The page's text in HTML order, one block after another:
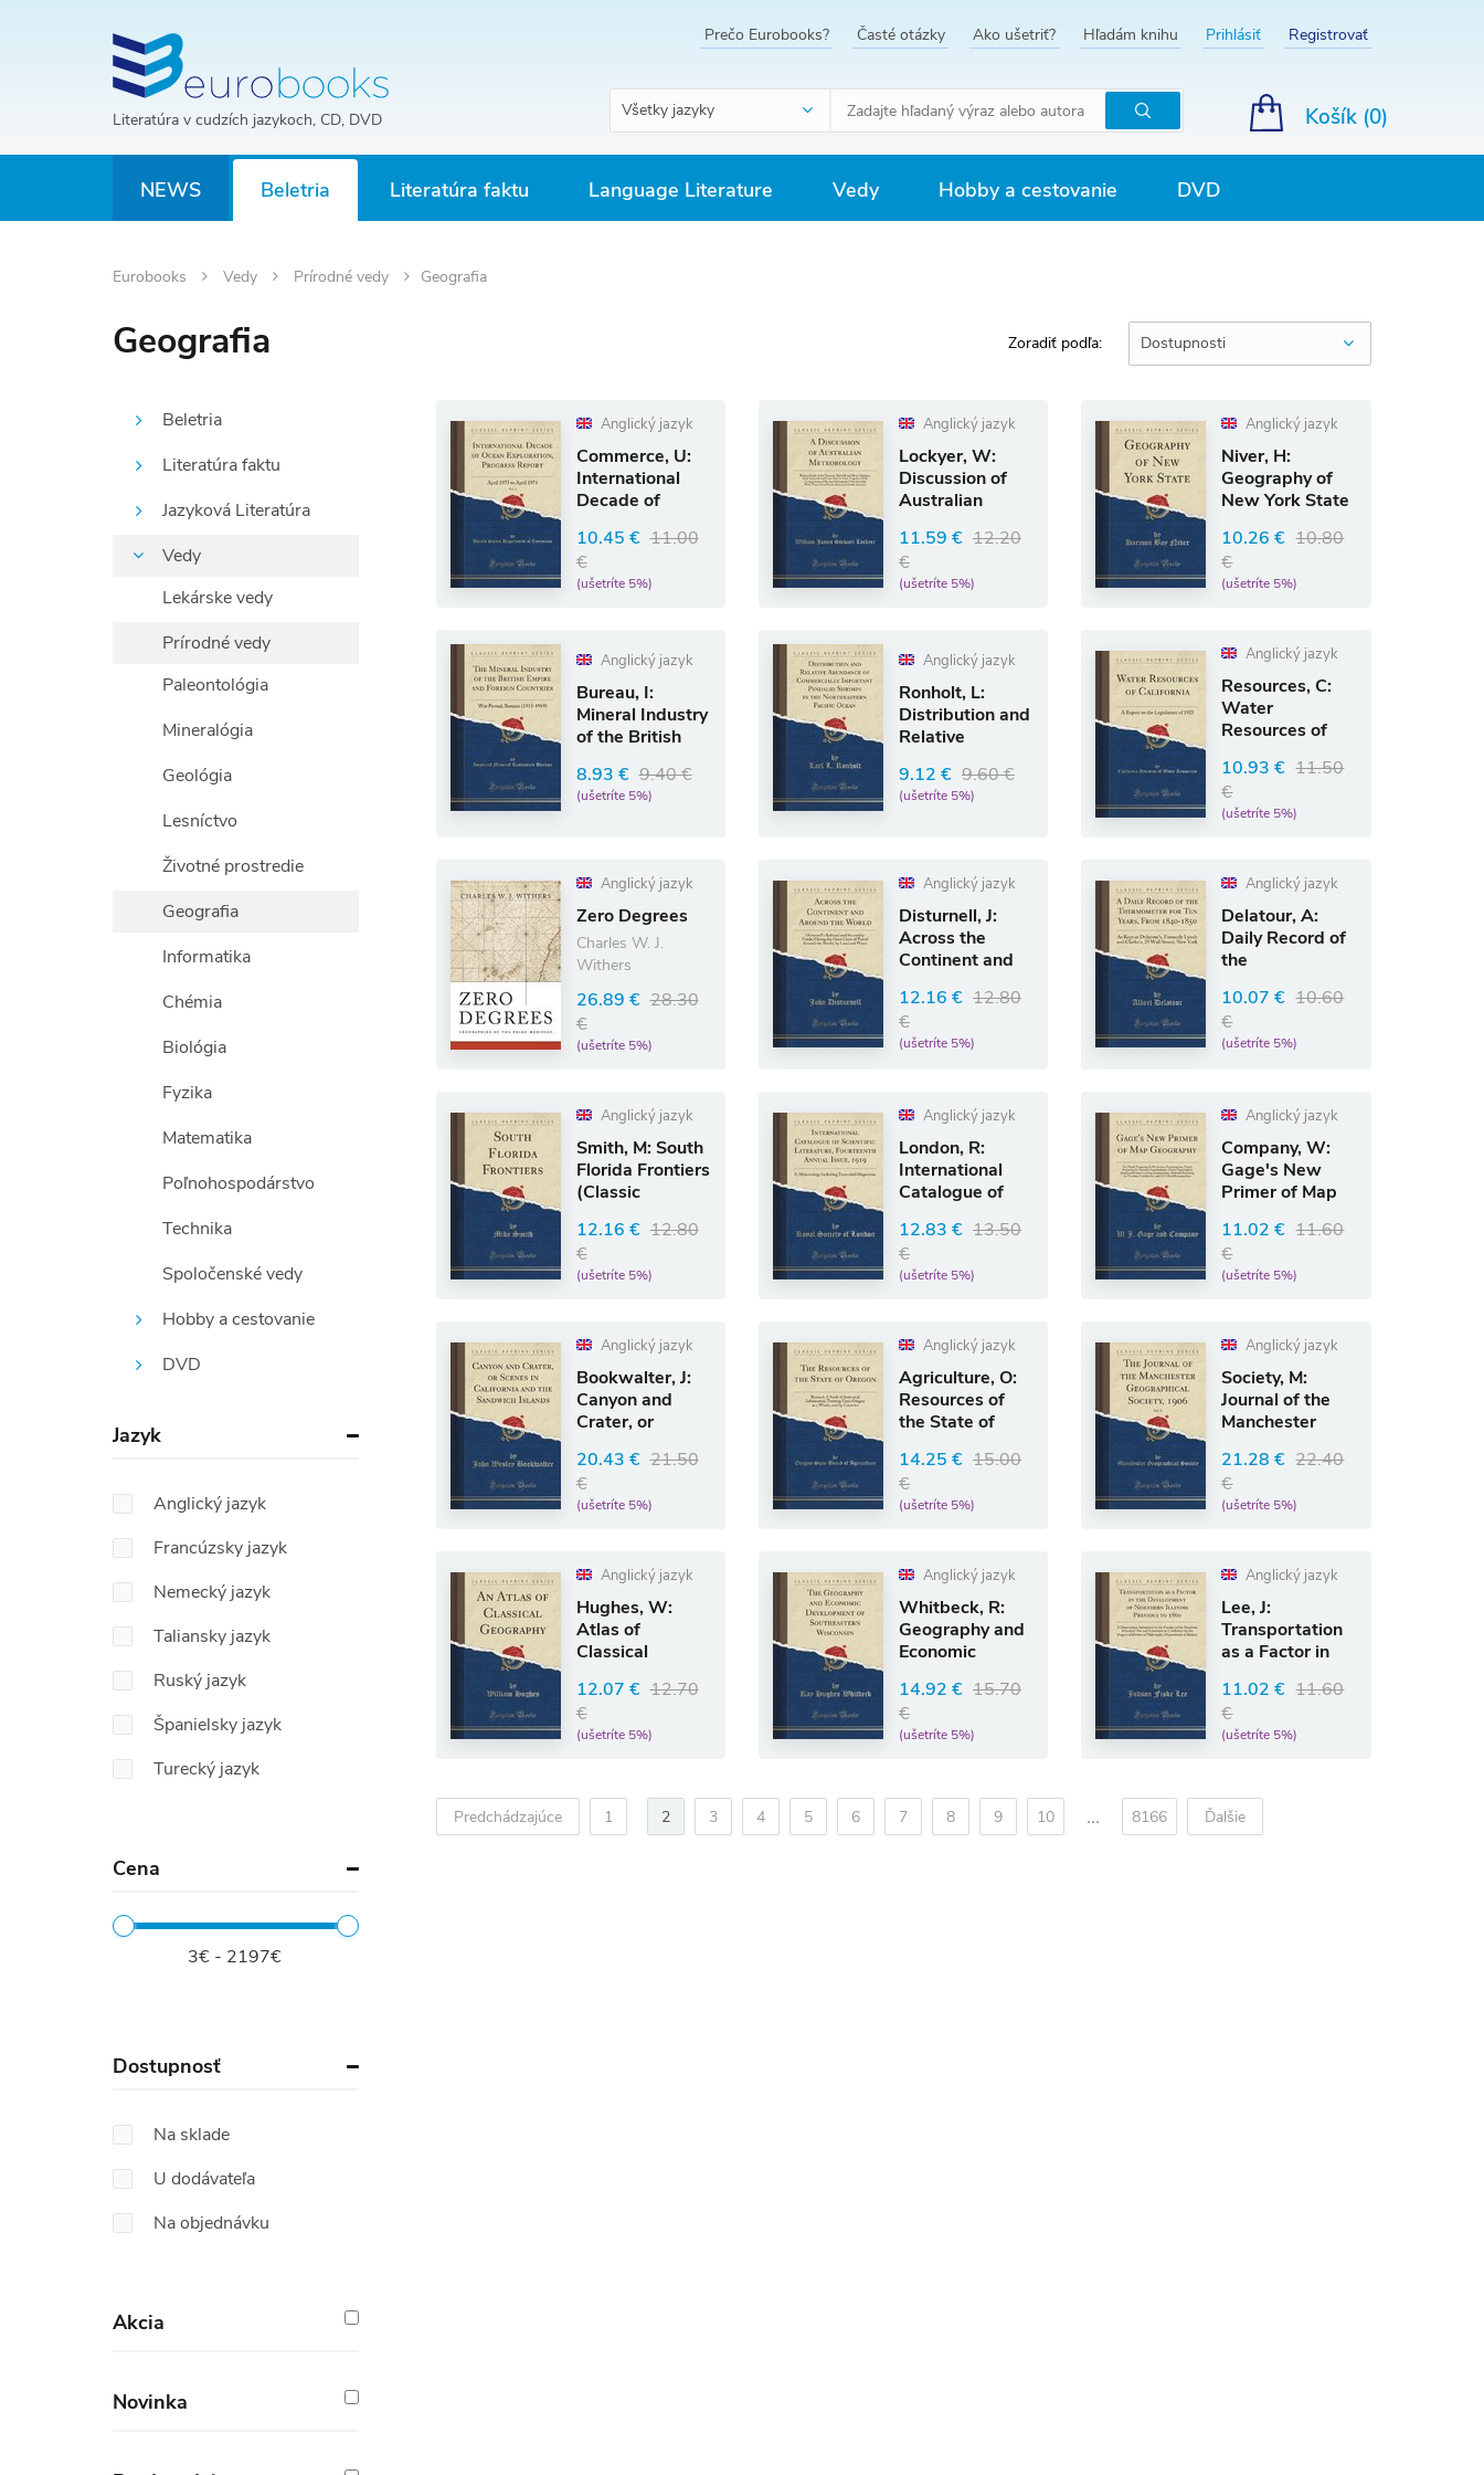
Literatúra v cudzích jazykoch, CD, DVD
Prečo Eurobooks? Časté otázky Ako ušetriť? Hľadám knihu Prihlásiť Registrovať
Všetky jazyky
Hľadať
Košík (0)
NEWS Beletria Literatúra faktu Language Literature Vedy Hobby a cestovanie DVD
Eurobooks Vedy Prírodné vedy Geografia
Geografia Zoradiť podľa: Dostupnosti
Beletria
Literatúra faktu
Jazyková Literatúra
Vedy
Lekárske vedy
Prírodné vedy
Paleontológia
Mineralógia
Geológia
Lesníctvo
Životné prostredie
Geografia
Informatika
Chémia
Biológia
Fyzika
Matematika
Poľnohospodárstvo
Technika
Spoločenské vedy
Hobby a cestovanie
DVD
Jazyk
Anglický jazyk
Francúzsky jazyk
Nemecký jazyk
Taliansky jazyk
Ruský jazyk
Španielsky jazyk
Turecký jazyk
Cena
3€ - 2197€
Dostupnosť
Na sklade
U dodávateľa
Na objednávku
Akcia
Novinka
Anglický jazyk
Commerce, U:
International
Decade of
Exploration,
Prog
10.45 € 11.00
€
(ušetríte 5%)
Anglický jazyk
Lockyer, W:
Discussion of
Australian
11.59 € 12.20
€
(ušetríte 5%)
Anglický jazyk
Niver, H:
Geography of
New York State
Reprint)
10.26 € 10.80
€
(ušetríte 5%)
Anglický jazyk
Bureau, I:
Mineral Industry
of the British
Foreig
8.93 € 9.40 €
(ušetríte 5%)
Anglický jazyk
Ronholt, L:
Distribution and
Relative
Commercia
9.12 € 9.60 €
(ušetríte 5%)
Anglický jazyk
Resources, C:
Water
Resources of
10.93 € 11.50
€
(ušetríte 5%)
Anglický jazyk
Zero Degrees
Charles W. J.
Withers
26.89 € 28.30
€
(ušetríte 5%)
Anglický jazyk
Disturnell, J:
Across the
Continent and
World
12.16 € 12.80
€
(ušetríte 5%)
Anglický jazyk
Delatour, A:
Daily Record of
the
for Ten Years,
10.07 € 10.60
€
(ušetríte 5%)
Anglický jazyk
Smith, M: South
Florida Frontiers
(Classic
12.16 € 12.80
€
(ušetríte 5%)
Anglický jazyk
London, R:
International
Catalogue of
Literature,
12.83 € 13.50
€
(ušetríte 5%)
Anglický jazyk
Company, W:
Gage's New
Primer of Map
11.02 € 11.60
€
(ušetríte 5%)
Anglický jazyk
Bookwalter, J:
Canyon and
Crater, or
California an
20.43 € 21.50
€
(ušetríte 5%)
Anglický jazyk
Agriculture, O:
Resources of
the State of
14.25 € 15.00
€
(ušetríte 5%)
Anglický jazyk
Society, M:
Journal of the
Manchester
Society,
21.28 € 22.40
€
(ušetríte 5%)
Anglický jazyk
Hughes, W:
Atlas of
Classical
(Classic
Reprint)
12.07 € 12.70
€
(ušetríte 5%)
Anglický jazyk
Whitbeck, R:
Geography and
Economic
Southeast
14.92 € 15.70
€
(ušetríte 5%)
Anglický jazyk
Lee, J:
Transportation
as a Factor in
Development of
Nor
11.02 € 11.60
€
(ušetríte 5%)
Predchádzajúce 1 2 3 4 5 6 7 8 9 10 ... 8166 Ďalšie